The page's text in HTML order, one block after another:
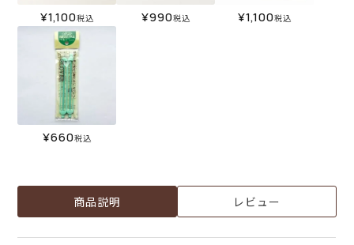
¥1,100税込 ¥990税込 ¥1,100税込
¥660税込
商品説明 レビュー